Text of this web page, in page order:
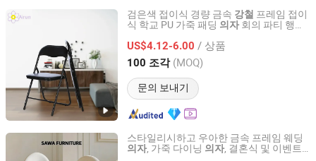
검은색 접이식 경량 금속 강철 프레임 접이
식 학교 PU 가죽 패딩 의자 회의 파티 행사
US$4.12-6.00 / 상품
100 조각 (MOQ)
문의 보내기
Langfang Airun Imp. & Exp. Co., Ltd.
Hebei, China 이후 2020
스타일리시하고 우아한 금속 프레임 웨딩
의자, 가죽 다이닝 의자, 결혼식 및 이벤트
Foshan Sawa Furniture Ltd.